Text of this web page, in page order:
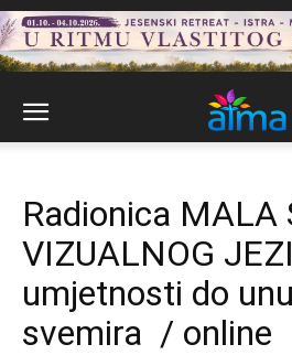
Radionica MALA
VIZUALNOG
umjetnosti do
svemira / online